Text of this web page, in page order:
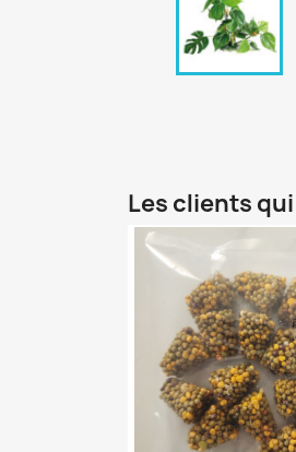
Les clients